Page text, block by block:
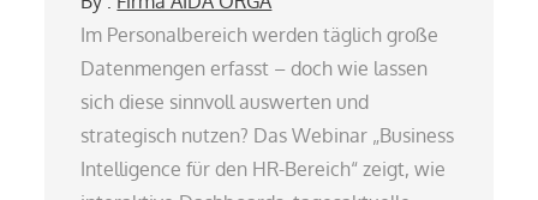
Im Personalbereich werden täglich große
Datenmengen erfasst – doch wie lassen
sich diese sinnvoll auswerten und
strategisch nutzen? Das Webinar „Business
Intelligence für den HR-Bereich“ zeigt, wie